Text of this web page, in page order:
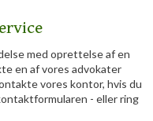
med oprettelse af en
en af vores advokater
vores kontor, hvis du
- eller ring